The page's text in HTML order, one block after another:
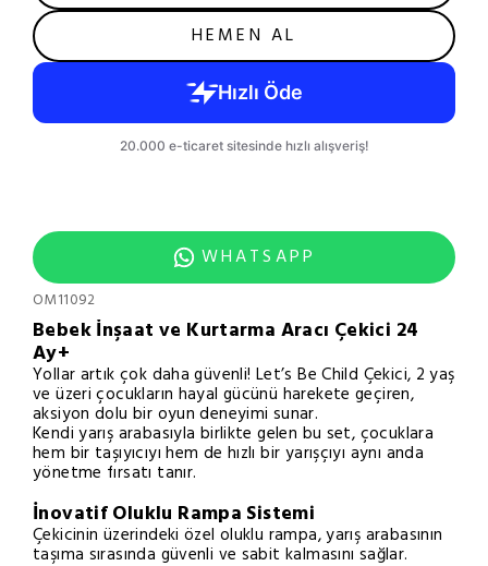
HEMEN AL
WHATSAPP
OM11092
Bebek İnşaat ve Kurtarma Aracı Çekici 24
Ay+
Yollar artık çok daha güvenli! Let’s Be Child Çekici, 2 yaş
ve üzeri çocukların hayal gücünü harekete geçiren,
aksiyon dolu bir oyun deneyimi sunar.
Kendi yarış arabasıyla birlikte gelen bu set, çocuklara
hem bir taşıyıcıyı hem de hızlı bir yarışçıyı aynı anda
yönetme fırsatı tanır.
İnovatif Oluklu Rampa Sistemi
Çekicinin üzerindeki özel oluklu rampa, yarış arabasının
taşıma sırasında güvenli ve sabit kalmasını sağlar.